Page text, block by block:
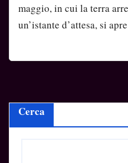
maggio, in cui la terra
un’istante d’attesa, si
Cerca